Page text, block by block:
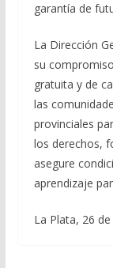
garantía de
La Dirección
su
gratuita y de
las
provinciales
los derechos,
asegure
aprendizaje
La Plata, 26